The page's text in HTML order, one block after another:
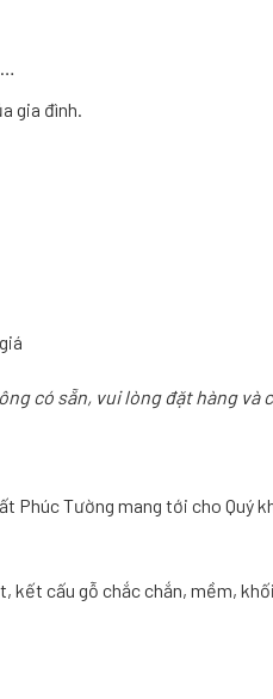
gia đình.
có sẵn, vui lòng đặt hàng và
Tường mang tới cho Quý
kết cấu gỗ chắc chắn, mềm,